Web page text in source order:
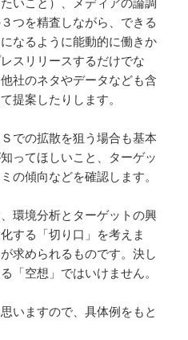
つを精査しながら、できる
なるように能動的に働きか
スリリースするだけでな
社のネタやデータなども含
提案したりします。
での拡散を狙う場合も基本
ってほしいこと、ターゲッ
の傾向などを確認します。
環境分析とターゲットの興
する「切り口」を考えま
求められるものです。決し
「空想」ではいけません。
いますので、具体例をもと